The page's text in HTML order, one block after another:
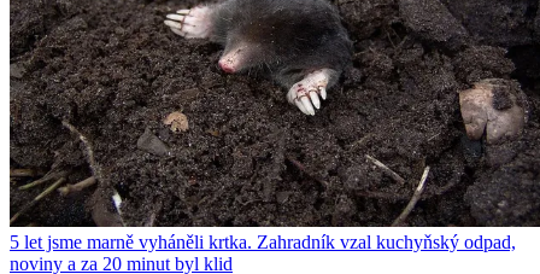
5 let jsme marně vyháněli krtka. Zahradník vzal kuchyňský odpad,
noviny a za 20 minut byl klid